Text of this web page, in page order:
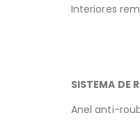
Interiores
SISTEMA DE
Anel anti-